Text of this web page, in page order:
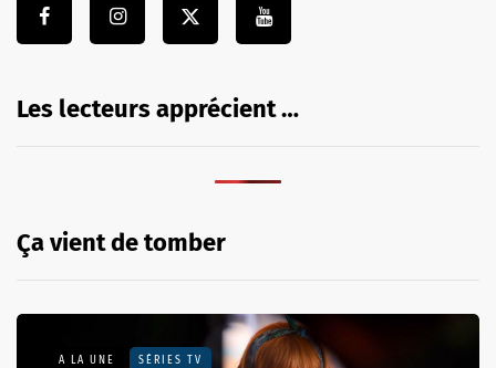
Les lecteurs apprécient …
Ça vient de tomber
A LA UNE SÉRIES TV